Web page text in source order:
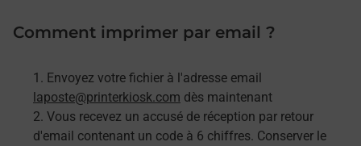
Comment imprimer par email ?
Envoyez votre fichier à l'adresse email
laposte@printerkiosk.com dès maintenant
Vous recevez un accusé de réception par retour
d'email contenant un code à 6 chiffres. Conserver le